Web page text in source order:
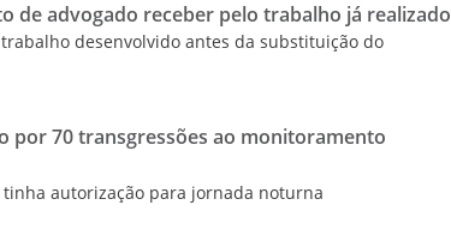
de advogado receber pelo trabalho já realizado
desenvolvido antes da substituição do
por 70 transgressões ao monitoramento
autorização para jornada noturna